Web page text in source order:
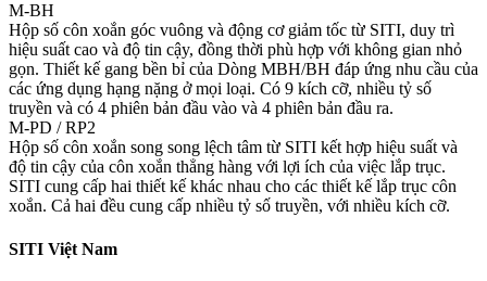
M-BH
Hộp số côn xoắn góc vuông và động cơ giảm tốc từ SITI, duy trì
hiệu suất cao và độ tin cậy, đồng thời phù hợp với không gian nhỏ
gọn. Thiết kế gang bền bỉ của Dòng MBH/BH đáp ứng nhu cầu của
các ứng dụng hạng nặng ở mọi loại. Có 9 kích cỡ, nhiều tỷ số
truyền và có 4 phiên bản đầu vào và 4 phiên bản đầu ra.
M-PD / RP2
Hộp số côn xoắn song song lệch tâm từ SITI kết hợp hiệu suất và
độ tin cậy của côn xoắn thẳng hàng với lợi ích của việc lắp trục.
SITI cung cấp hai thiết kế khác nhau cho các thiết kế lắp trục côn
xoắn. ​​Cả hai đều cung cấp nhiều tỷ số truyền, với nhiều kích cỡ.
SITI Việt Nam